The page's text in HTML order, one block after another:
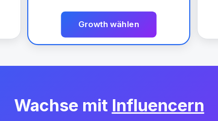
Growth wählen
Wachse mit Influencern